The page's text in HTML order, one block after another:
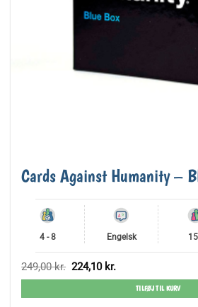
Cards Against Humanity –
4 - 8 Engelsk
249,00kr. Den
oprindelige
pris
249,00 kr..
224,10 kr.
aktuelle
pris
224,10 kr..
TILFØJ TIL KURV